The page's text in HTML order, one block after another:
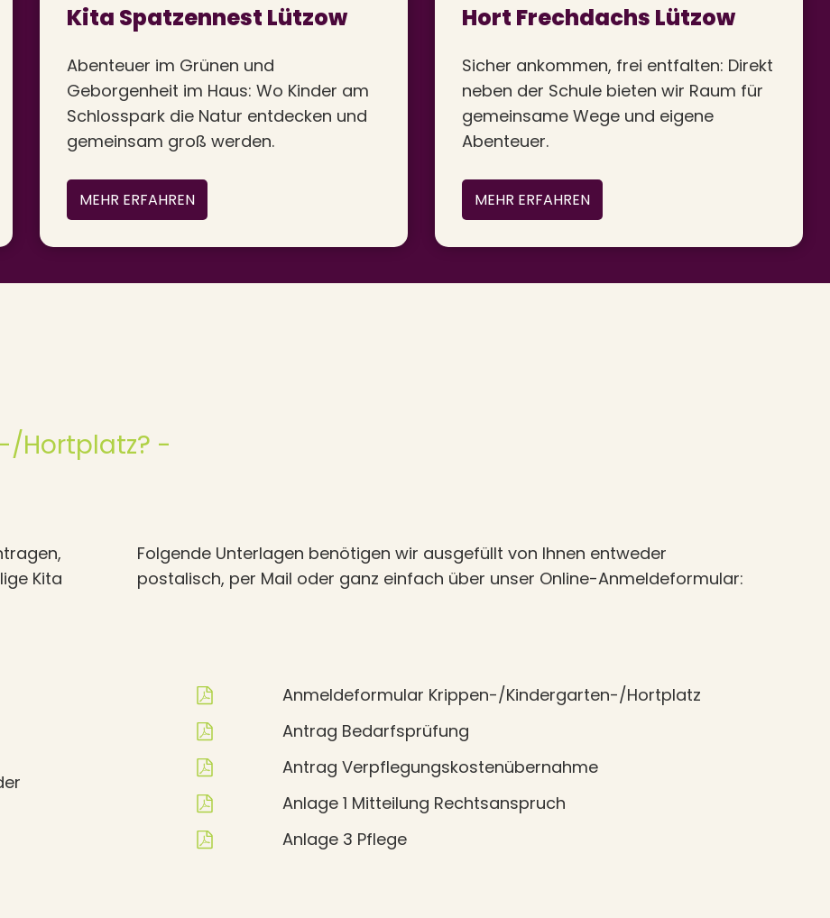
Kita Spatzennest Lützow
Abenteuer im Grünen und
Geborgenheit im Haus: Wo Kinder am
Schlosspark die Natur entdecken und
gemeinsam groß werden.
MEHR ERFAHREN
Hort Frechdachs Lützow
Sicher ankommen, frei entfalten: Direkt
neben der Schule bieten wir Raum für
gemeinsame Wege und eigene
Abenteuer.
MEHR ERFAHREN
Hortplatz? -
Kita
Folgende Unterlagen benötigen wir ausgefüllt von Ihnen entweder
postalisch, per Mail oder ganz einfach über unser Online-Anmeldeformular:
Anmeldeformular Krippen-/Kindergarten-/Hortplatz
Antrag Bedarfsprüfung
Antrag Verpflegungskostenübernahme
Anlage 1 Mitteilung Rechtsanspruch
Anlage 3 Pflege